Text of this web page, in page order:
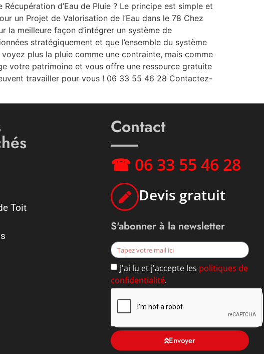
d’Eau de Pluie ? Le principe est simple et
un Projet de Valorisation de l’Eau dans le 78 Chez
la meilleure façon d’intégrer un système de
stratégiquement et que l’ensemble du système
plus la pluie comme une contrainte, mais comme
votre patrimoine et vous offre une ressource gratuite
travailler pour vous ! 06 33 55 46 28 Contactez-
Toit
Contact
☎ 06 33 55 46 28
Devis gratuit
S'abonner à la newsletter
J'ai lu et j'accepte les politiques de
confidentialité.
Envoyer